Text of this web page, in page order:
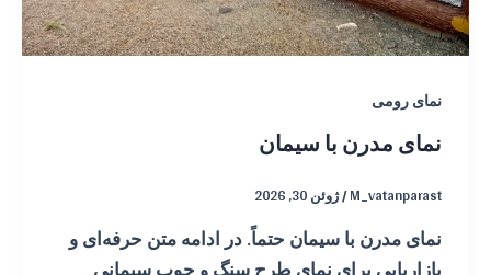
نمای رومی
نمای مدرن با سیمان
M_vatanparast
/ژوئن 30, 2026
نمای مدرن با سیمان حتماً. در ادامه متن حرفه‌ای و